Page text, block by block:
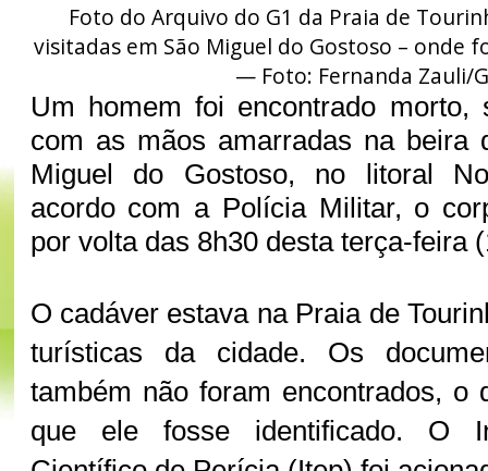
Foto do Arquivo do G1 da Praia de
visitadas em São Miguel do Gostoso – onde
— Foto: Fernanda Zauli/
Um homem foi encontrado morto,
com as mãos amarradas na beira
Miguel do Gostoso, no litoral
acordo com a Polícia Militar, o
por volta das 8h30 desta terça-feira
O cadáver estava na Praia de
turísticas da cidade. Os
também não foram encontrados, o
que ele fosse identificado. O